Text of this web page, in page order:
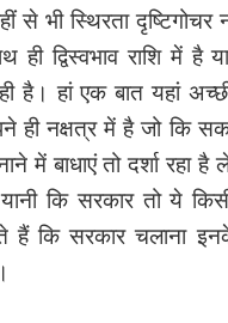
से भी स्थिरता दृष्टिगोचर
द्विस्वभाव राशि में है
है। हां एक बात यहां
ही नक्षत्र में है जो कि
में बाधाएं तो दर्शा रहा
कि सरकार तो ये
कि सरकार चलाना